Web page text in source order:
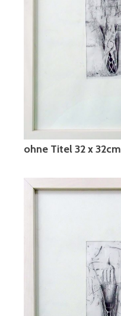
ohne Titel 32 x 32cm